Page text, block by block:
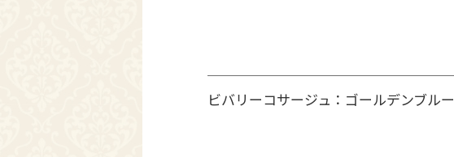
ビバリーコサージュ：ゴールデンブルー